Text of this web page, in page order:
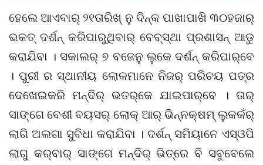
ହେଲେ ଆଏବାର୍ ୨୧ତାରିଖ୍ ନୁ ଦିନ୍‌କ ପାଖାପାଖି ୩୦ହଜାର୍
ଭକତ୍ ଦର୍ଶନ୍ କରିପାରୁଥିବାର୍ ବେବ୍‌ସ୍ଥା ପ୍ରଶାସନ୍ ଆଡୁ
କରାଯିବା । ସକାଲର୍ ୭ ବଜେନୁ ଲୁକେ ଦର୍ଶନ୍ କରିପାର୍‌ବେ
। ପୁରୀ ର ସ୍ଥାନୀୟ ଲୋକମାନେ ନିଜର୍ ପରିଚୟ ପତ୍ର
ଦେଖେଇକରି ମନ୍ଦିର୍ ଭତର୍‌କେ ଯାଇପାର୍‌ବେ । ତାର୍
ସାଙ୍ଗେ ବେଶୀ ବୟସର୍ ଲୋକ୍ ଆର୍ ଭିନ୍ନକ୍ଷମ୍ ଲୁକକଁର୍
ଲାଗି ଅଲଗା ସୁବିଧା କରାଯିବା । ଦର୍ଶନ୍ ସମିୟାନେ ଏସ୍‌ଓପି
ଲାଗୁ କର୍‌ବାର୍ ସାଙ୍ଗେ ମନ୍ଦିର୍ ଭିତ୍‌ରେ ବି ସବୁବେଲେ